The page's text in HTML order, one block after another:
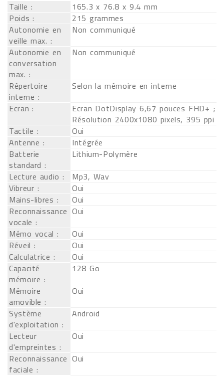
Taille :
165.3 x 76.8 x 9.4 mm
Poids :
215 grammes
Autonomie en
veille max. :
Non communiqué
Autonomie en
conversation
max. :
Non communiqué
Répertoire
interne :
Selon la mémoire en interne
Ecran :
Ecran DotDisplay 6,67 pouces FHD+ ;
Résolution 2400x1080 pixels, 395 ppi
Tactile :
Oui
Antenne :
Intégrée
Batterie
standard :
Lithium-Polymère
Lecture audio :
Mp3, Wav
Vibreur :
Oui
Mains-libres :
Oui
Reconnaissance
vocale :
Oui
Mémo vocal :
Oui
Réveil :
Oui
Calculatrice :
Oui
Capacité
mémoire :
128 Go
Mémoire
amovible :
Oui
Système
d'exploitation :
Android
Lecteur
d'empreintes :
Oui
Reconnaissance
faciale :
Oui